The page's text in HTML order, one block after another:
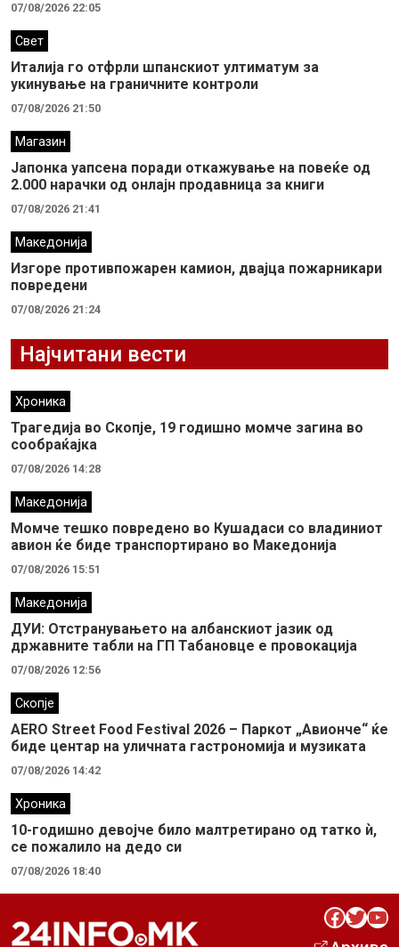
07/08/2026 22:05
Свет
Италија го отфрли шпанскиот ултиматум за
укинување на граничните контроли
07/08/2026 21:50
Магазин
Јапонка уапсена поради откажување на повеќе од
2.000 нарачки од онлајн продавница за книги
07/08/2026 21:41
Македонија
Изгоре противпожарен камион, двајца пожарникари
повредени
07/08/2026 21:24
Најчитани вести
Хроника
Трагедија во Скопје, 19 годишно момче загина во
сообраќајка
07/08/2026 14:28
Македонија
Момче тешко повредено во Кушадаси со владиниот
авион ќе биде транспортирано во Македонија
07/08/2026 15:51
Македонија
ДУИ: Отстранувањето на албанскиот јазик од
државните табли на ГП Табановце е провокација
07/08/2026 12:56
Скопје
AERO Street Food Festival 2026 – Паркот „Авионче“ ќе
биде центар на уличната гастрономија и музиката
07/08/2026 14:42
Хроника
10-годишно девојче било малтретирано од татко ѝ,
се пожалило на дедо си
07/08/2026 18:40
Facebook Twitter YouTube